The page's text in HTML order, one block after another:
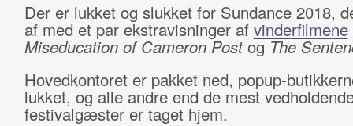
Der er lukket og slukket for Sundance 2018,
af med et par ekstravisninger af vinderfilmene
Miseducation of Cameron PostogThe
Hovedkontoret er pakket ned, popup-
lukket, og alle andre end de mest
festivalgæster er taget hjem.